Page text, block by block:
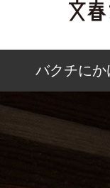
バクチにか